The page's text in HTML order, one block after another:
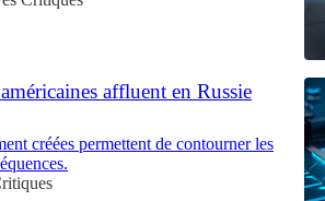
affluent en Russie
créées permettent de contourner les